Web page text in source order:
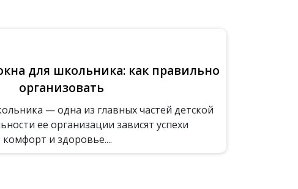
для школьника: как правильно
организовать
— одна из главных частей детской
ее организации зависят успехи
комфорт и здоровье....